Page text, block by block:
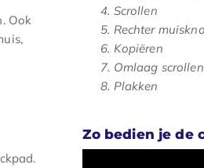
Ook
Scrollen
Rechter
Kopiëren
Omlaag scrollen
Plakken
Zo bedien je de